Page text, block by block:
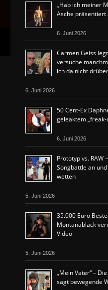
„Hab ich meiner
Asche präsentiert
6. Juni 2026
Carmen Geiss
versuche
ich da nicht
6. Juni 2026
50 Cent-Ex
geleaktem
6. Juni 2026
Prototyp vs. RAW
Songbattle an
wetten
5. Juni 2026
35.000 Euro
Montanablack
Video
5. Juni 2026
„Mein Vater“ –
sagt bewegende